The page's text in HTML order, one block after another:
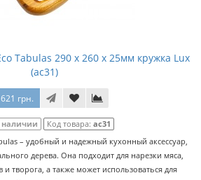
Tabulas 290 x 260 x 25мм кружка Lux
(ас31)
621 грн.
наличии Код товара: ас31
– удобный и надежный кухонный аксессуар,
дерева. Она подходит для нарезки мяса,
творога, а также может использоваться для